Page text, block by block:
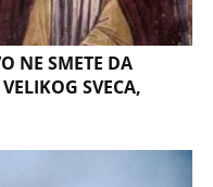
NE SMETE DA
SVECA,